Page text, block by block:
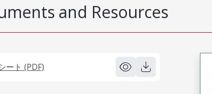
and Resources
ート (PDF)